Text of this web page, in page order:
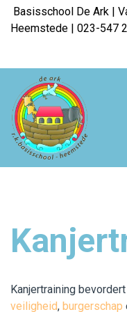
Basisschool De Ark |
Heemstede | 023-547
Home
Onze school
Team
Opvang
Werken bij
Kanjertraining
veiligheid, burgerschap